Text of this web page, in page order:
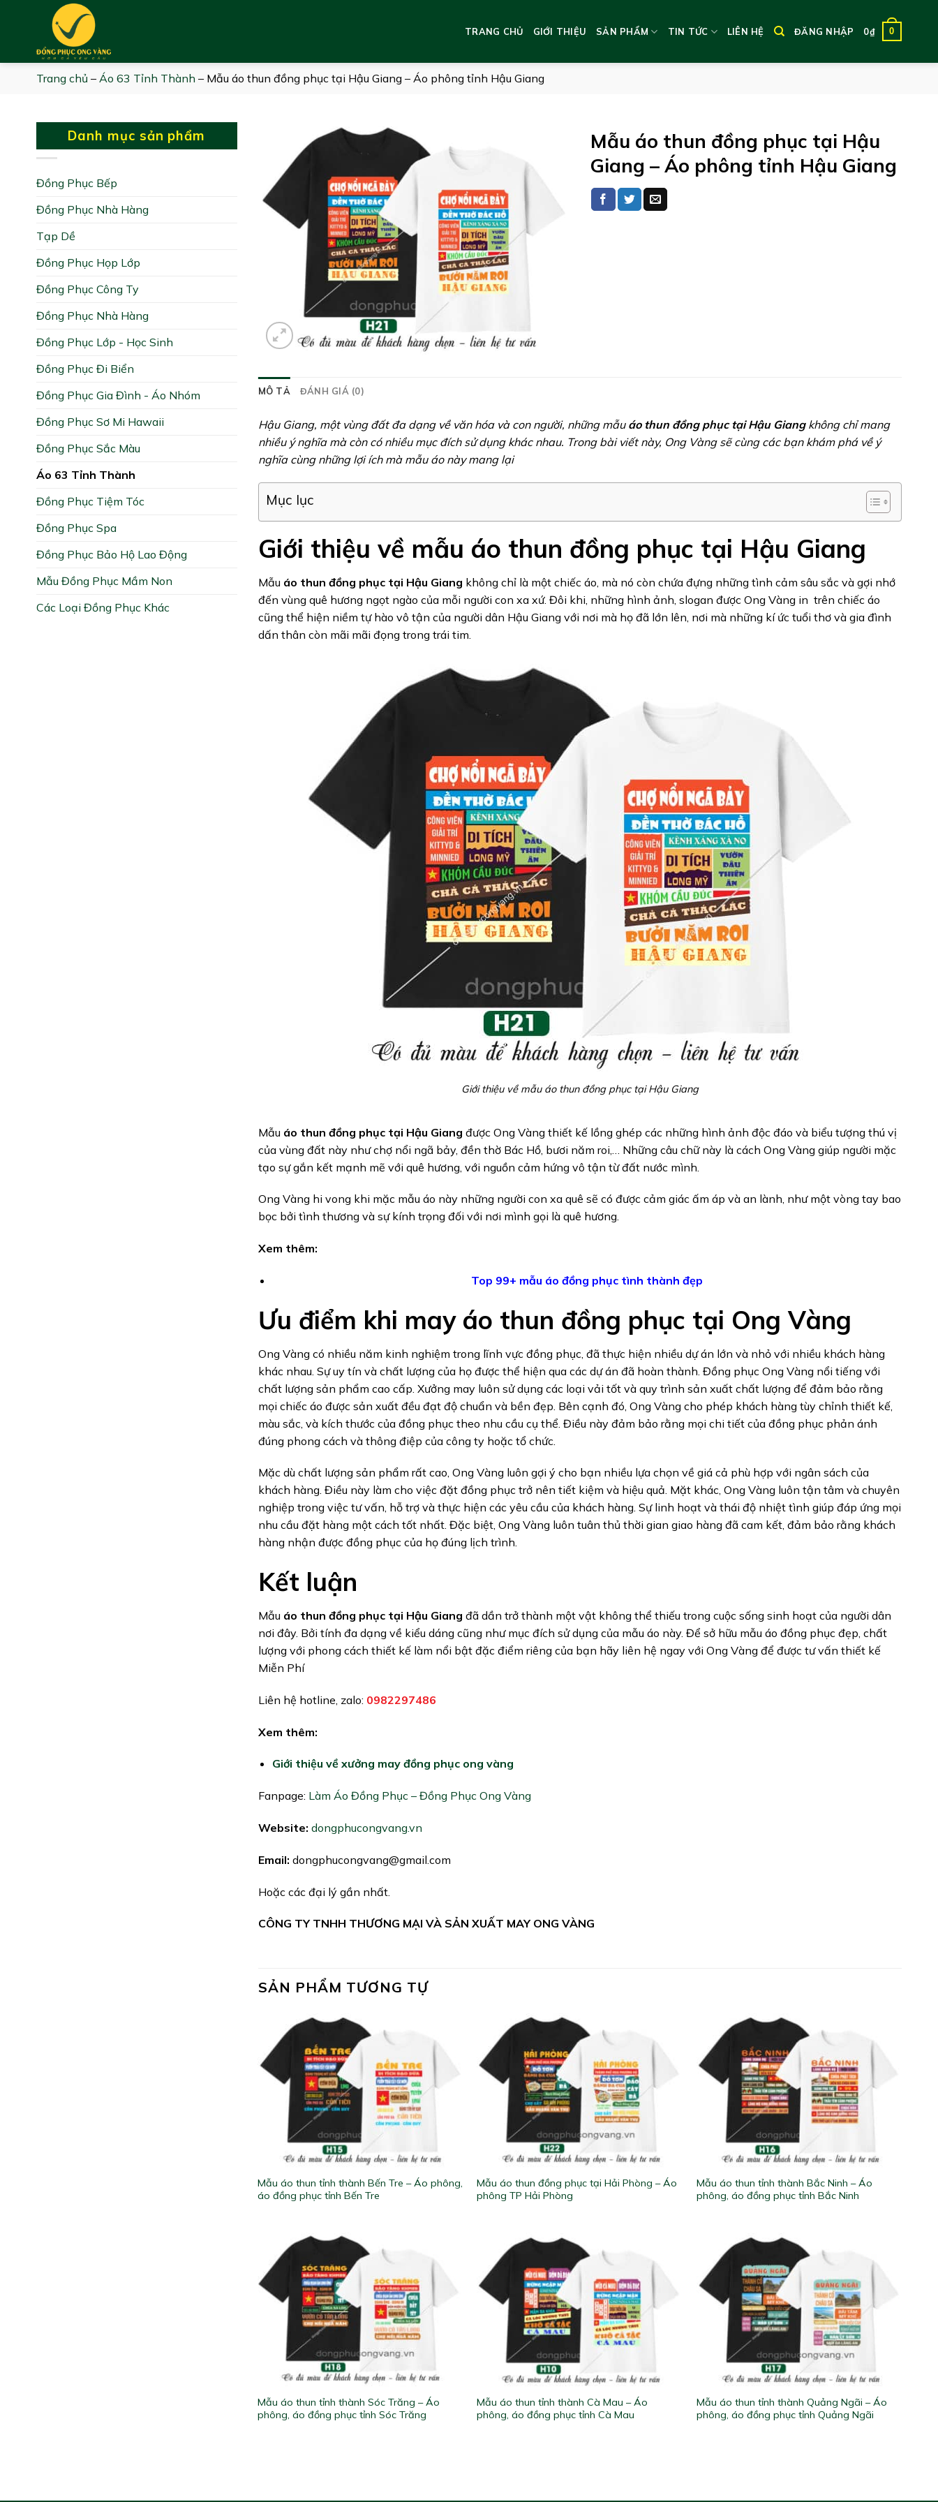
TRANG CHỦ GIỚI THIỆU SẢN PHẨM TIN TỨC LIÊN HỆ ĐĂNG NHẬP 0₫ 0
Trang chủ – Áo 63 Tỉnh Thành – Mẫu áo thun đồng phục tại Hậu Giang – Áo phông tỉnh Hậu Giang
Danh mục sản phẩm
Đồng Phục Bếp
Đồng Phục Nhà Hàng
Tạp Dề
Đồng Phục Họp Lớp
Đồng Phục Công Ty
Đồng Phục Nhà Hàng
Đồng Phục Lớp - Học Sinh
Đồng Phục Đi Biển
Đồng Phục Gia Đình - Áo Nhóm
Đồng Phục Sơ Mi Hawaii
Đồng Phục Sắc Màu
Áo 63 Tỉnh Thành
Đồng Phục Tiệm Tóc
Đồng Phục Spa
Đồng Phục Bảo Hộ Lao Động
Mẫu Đồng Phục Mầm Non
Các Loại Đồng Phục Khác
Mẫu áo thun đồng phục tại Hậu
Giang – Áo phông tỉnh Hậu Giang
MÔ TẢ ĐÁNH GIÁ (0)
Hậu Giang, một vùng đất đa dạng về văn hóa và con người, những mẫu áo thun đồng phục tại Hậu Giangkhông chỉ mang
nhiều ý nghĩa mà còn có nhiều mục đích sử dụng khác nhau. Trong bài viết này, Ong Vàng sẽ cùng các bạn khám phá về ý
nghĩa cùng những lợi ích mà mẫu áo này mang lại
Mục lục
Giới thiệu về mẫu áo thun đồng phục tại Hậu Giang
Mẫu áo thun đồng phục tại Hậu Giang không chỉ là một chiếc áo, mà nó còn chứa đựng những tình cảm sâu sắc và gợi nhớ
đến vùng quê hương ngọt ngào của mỗi người con xa xứ. Đôi khi, những hình ảnh, slogan được Ong Vàng in trên chiếc áo
cũng thể hiện niềm tự hào vô tận của người dân Hậu Giang với nơi mà họ đã lớn lên, nơi mà những kí ức tuổi thơ và gia đình
dấn thân còn mãi mãi đọng trong trái tim.
Giới thiệu về mẫu áo thun đồng phục tại Hậu Giang
Mẫu áo thun đồng phục tại Hậu Giang được Ong Vàng thiết kế lồng ghép các những hình ảnh độc đáo và biểu tượng thú vị
của vùng đất này như chợ nổi ngã bảy, đền thờ Bác Hồ, bươi năm roi,… Những câu chữ này là cách Ong Vàng giúp người mặc
tạo sự gắn kết mạnh mẽ với quê hương, với nguồn cảm hứng vô tận từ đất nước mình.
Ong Vàng hi vong khi mặc mẫu áo này những người con xa quê sẽ có được cảm giác ấm áp và an lành, như một vòng tay bao
bọc bởi tình thương và sự kính trọng đối với nơi mình gọi là quê hương.
Xem thêm:
Top 99+ mẫu áo đồng phục tình thành đẹp
Ưu điểm khi may áo thun đồng phục tại Ong Vàng
Ong Vàng có nhiều năm kinh nghiệm trong lĩnh vực đồng phục, đã thực hiện nhiều dự án lớn và nhỏ với nhiều khách hàng
khác nhau. Sự uy tín và chất lượng của họ được thể hiện qua các dự án đã hoàn thành. Đồng phục Ong Vàng nổi tiếng với
chất lượng sản phẩm cao cấp. Xưởng may luôn sử dụng các loại vải tốt và quy trình sản xuất chất lượng để đảm bảo rằng
mọi chiếc áo được sản xuất đều đạt độ chuẩn và bền đẹp. Bên cạnh đó, Ong Vàng cho phép khách hàng tùy chỉnh thiết kế,
màu sắc, và kích thước của đồng phục theo nhu cầu cụ thể. Điều này đảm bảo rằng mọi chi tiết của đồng phục phản ánh
đúng phong cách và thông điệp của công ty hoặc tổ chức.
Mặc dù chất lượng sản phẩm rất cao, Ong Vàng luôn gợi ý cho bạn nhiều lựa chọn về giá cả phù hợp với ngân sách của
khách hàng. Điều này làm cho việc đặt đồng phục trở nên tiết kiệm và hiệu quả. Mặt khác, Ong Vàng luôn tận tâm và chuyên
nghiệp trong việc tư vấn, hỗ trợ và thực hiện các yêu cầu của khách hàng. Sự linh hoạt và thái độ nhiệt tình giúp đáp ứng mọi
nhu cầu đặt hàng một cách tốt nhất. Đặc biệt, Ong Vàng luôn tuân thủ thời gian giao hàng đã cam kết, đảm bảo rằng khách
hàng nhận được đồng phục của họ đúng lịch trình.
Kết luận
Mẫu áo thun đồng phục tại Hậu Giang đã dần trở thành một vật không thể thiếu trong cuộc sống sinh hoạt của người dân
nơi đây. Bởi tính đa dạng về kiểu dáng cũng như mục đích sử dụng của mẫu áo này. Để sở hữu mẫu áo đồng phục đẹp, chất
lượng với phong cách thiết kế làm nổi bật đặc điểm riêng của bạn hãy liên hệ ngay với Ong Vàng để được tư vấn thiết kế
Miễn Phí
Liên hệ hotline, zalo: 0982297486
Xem thêm:
Giới thiệu về xưởng may đồng phục ong vàng
Fanpage: Làm Áo Đồng Phục – Đồng Phục Ong Vàng
Website: dongphucongvang.vn
Email: dongphucongvang@gmail.com
Hoặc các đại lý gần nhất.
CÔNG TY TNHH THƯƠNG MẠI VÀ SẢN XUẤT MAY ONG VÀNG
SẢN PHẨM TƯƠNG TỰ
Mẫu áo thun tỉnh thành Bến Tre – Áo phông,
áo đồng phục tỉnh Bến Tre
Mẫu áo thun đồng phục tại Hải Phòng – Áo
phông TP Hải Phòng
Mẫu áo thun tỉnh thành Bắc Ninh – Áo
phông, áo đồng phục tỉnh Bắc Ninh
Mẫu áo thun tỉnh thành Sóc Trăng – Áo
phông, áo đồng phục tỉnh Sóc Trăng
Mẫu áo thun tỉnh thành Cà Mau – Áo
phông, áo đồng phục tỉnh Cà Mau
Mẫu áo thun tỉnh thành Quảng Ngãi – Áo
phông, áo đồng phục tỉnh Quảng Ngãi